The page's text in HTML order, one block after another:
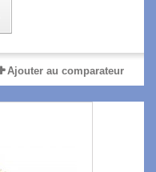
Ajouter au comparateur